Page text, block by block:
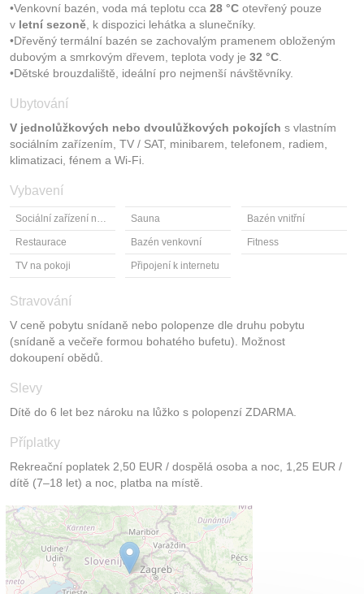
•Venkovní bazén, voda má teplotu cca 28 °C otevřený pouze
v letní sezoně , k dispozici lehátka a slunečníky.
•Dřevěný termální bazén se zachovalým pramenem obloženým
dubovým a smrkovým dřevem, teplota vody je 32 °C
•Dětské brouzdaliště, ideální pro nejmenší návštěvníky.
Ubytování
V jednolůžkových nebo dvoulůžkových pokojích s vlastním
sociálním zařízením, TV / SAT, minibarem, telefonem, radiem,
klimatizaci, fénem a Wi-Fi.
Vybavení
Sociální zařízení na pokoji Sauna Bazén vnitřní
Restaurace Bazén venkovní Fitness
TV na pokoji Připojení k internetu
Stravování
V ceně pobytu snídaně nebo polopenze dle druhu pobytu
(snídaně a večeře formou bohatého bufetu). Možnost
dokoupení obědů.
Slevy
Dítě do 6 let bez nároku na lůžko s polopenzí ZDARMA.
Příplatky
Rekreační poplatek 2,50 EUR / dospělá osoba a noc, 1,25 EUR /
dítě (7–18 let) a noc, platba na místě.